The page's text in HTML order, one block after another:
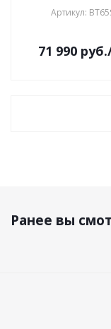
Артикул:
71 990 руб.
Ранее вы